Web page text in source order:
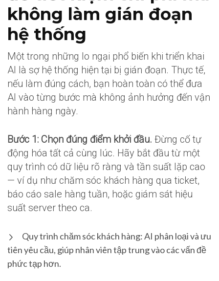
không làm gián đoạn
hệ thống
Một trong những lo ngại phổ biến khi triển khai
AI là sợ hệ thống hiện tại bị gián đoạn. Thực tế,
nếu làm đúng cách, bạn hoàn toàn có thể đưa
AI vào từng bước mà không ảnh hưởng đến vận
hành hàng ngày.
Bước 1: Chọn đúng điểm khởi đầu. Đừng cố tự
động hóa tất cả cùng lúc. Hãy bắt đầu từ một
quy trình có dữ liệu rõ ràng và tần suất lặp cao
— ví dụ như chăm sóc khách hàng qua ticket,
báo cáo sale hàng tuần, hoặc giám sát hiệu
suất server theo ca.
Quy trình chăm sóc khách hàng: AI phân loại và ưu
tiên yêu cầu, giúp nhân viên tập trung vào các vấn đề
phức tạp hơn.